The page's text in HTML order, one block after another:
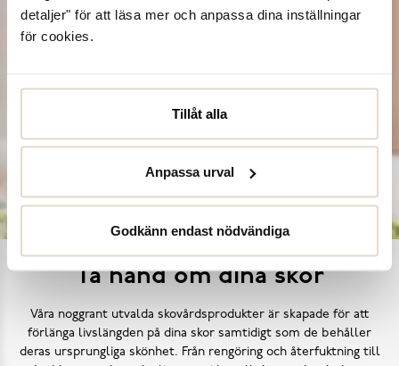
detaljer" för att läsa mer och anpassa dina inställningar
för cookies.
Tillåt alla
Anpassa urval
Godkänn endast nödvändiga
Ta hand om dina skor
Våra noggrant utvalda skovårdsprodukter är skapade för att
förlänga livslängden på dina skor samtidigt som de behåller
deras ursprungliga skönhet. Från rengöring och återfuktning till